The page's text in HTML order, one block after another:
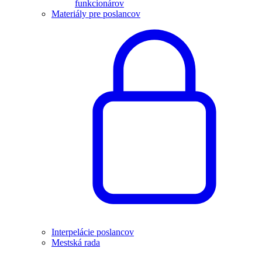
funkcionárov
Materiály pre poslancov
Interpelácie poslancov
Mestská rada